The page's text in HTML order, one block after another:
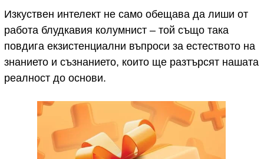
Изкуствен интелект не само обещава да лиши от
работа блудкавия колумнист – той също така
повдига екзистенциални въпроси за естеството на
знанието и съзнанието, които ще разтърсят нашата
реалност до основи.